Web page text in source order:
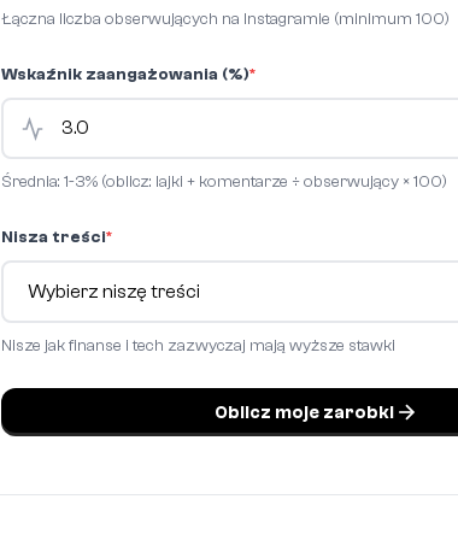
Łączna liczba obserwujących na Instagramie (minimum 100)
Wskaźnik zaangażowania (%)*
Średnia: 1-3% (oblicz: lajki + komentarze ÷ obserwujący × 100)
Nisza treści*
Nisze jak finanse i tech zazwyczaj mają wyższe stawki
Oblicz moje zarobki